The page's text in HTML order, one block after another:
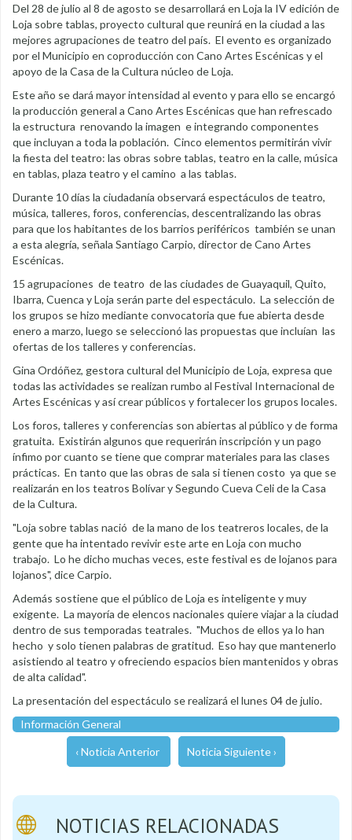
Del 28 de julio al 8 de agosto se desarrollará en Loja la IV edición de
Loja sobre tablas, proyecto cultural que reunirá en la ciudad a las
mejores agrupaciones de teatro del país. El evento es organizado
por el Municipio en coproducción con Cano Artes Escénicas y el
apoyo de la Casa de la Cultura núcleo de Loja.
Este año se dará mayor intensidad al evento y para ello se encargó
la producción general a Cano Artes Escénicas que han refrescado
la estructura renovando la imagen e integrando componentes
que incluyan a toda la población. Cinco elementos permitirán vivir
la fiesta del teatro: las obras sobre tablas, teatro en la calle, música
en tablas, plaza teatro y el camino a las tablas.
Durante 10 días la ciudadanía observará espectáculos de teatro,
música, talleres, foros, conferencias, descentralizando las obras
para que los habitantes de los barrios periféricos también se unan
a esta alegría, señala Santiago Carpio, director de Cano Artes
Escénicas.
15 agrupaciones de teatro de las ciudades de Guayaquil, Quito,
Ibarra, Cuenca y Loja serán parte del espectáculo. La selección de
los grupos se hizo mediante convocatoria que fue abierta desde
enero a marzo, luego se seleccionó las propuestas que incluían las
ofertas de los talleres y conferencias.
Gina Ordóñez, gestora cultural del Municipio de Loja, expresa que
todas las actividades se realizan rumbo al Festival Internacional de
Artes Escénicas y así crear públicos y fortalecer los grupos locales.
Los foros, talleres y conferencias son abiertas al público y de forma
gratuita. Existirán algunos que requerirán inscripción y un pago
ínfimo por cuanto se tiene que comprar materiales para las clases
prácticas. En tanto que las obras de sala si tienen costo ya que se
realizarán en los teatros Bolívar y Segundo Cueva Celi de la Casa
de la Cultura.
"Loja sobre tablas nació de la mano de los teatreros locales, de la
gente que ha intentado revivir este arte en Loja con mucho
trabajo. Lo he dicho muchas veces, este festival es de lojanos para
lojanos", dice Carpio.
Además sostiene que el público de Loja es inteligente y muy
exigente. La mayoría de elencos nacionales quiere viajar a la ciudad
dentro de sus temporadas teatrales. "Muchos de ellos ya lo han
hecho y solo tienen palabras de gratitud. Eso hay que mantenerlo
asistiendo al teatro y ofreciendo espacios bien mantenidos y obras
de alta calidad".
La presentación del espectáculo se realizará el lunes 04 de julio.
Información General
‹ Noticia Anterior Noticia Siguiente ›
NOTICIAS RELACIONADAS